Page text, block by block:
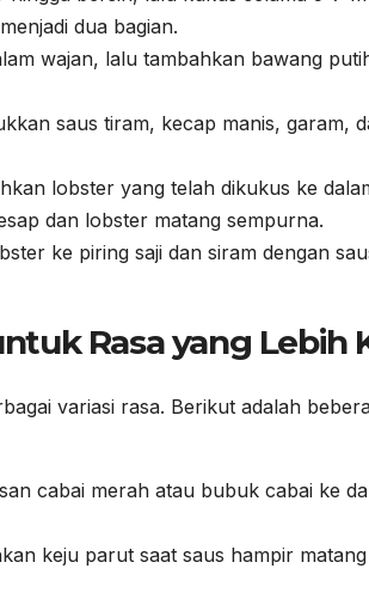
dua bagian.
wajan, lalu tambahkan bawang
saus tiram, kecap manis, garam,
lobster yang telah dikukus ke
dan lobster matang sempurna.
ke piring saji dan siram dengan
Rasa yang Lebih
variasi rasa. Berikut adalah
cabai merah atau bubuk cabai ke
keju parut saat saus hampir